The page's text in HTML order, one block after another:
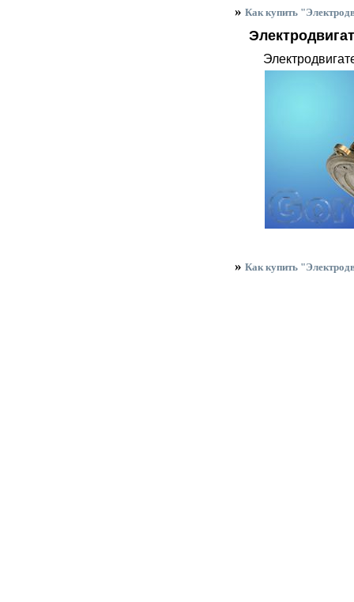
» Как купить
» Как купить